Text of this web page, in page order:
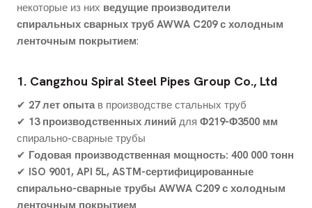
некоторые из них ведущие производители
спиральных сварных труб AWWA C209 с холодным
ленточным покрытием:
1. Cangzhou Spiral Steel Pipes Group Co., Ltd
✔ 27 лет опытав производстве стальных труб
✔ 13 производственных линий для Φ219-Φ3500 мм
спирально-сварные трубы
✔ Годовая производственная мощность: 400 000 тонн
✔ ISO 9001, API 5L, ASTM-сертифицированные
спирально-сварные трубы AWWA C209 с холодным
ленточным покрытием